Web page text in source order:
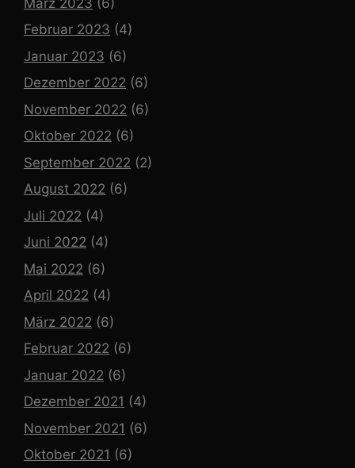
Februar 2023 (4)
Januar 2023 (6)
Dezember 2022 (6)
November 2022 (6)
Oktober 2022 (6)
September 2022 (2)
August 2022 (6)
Juli 2022 (4)
Juni 2022 (4)
Mai 2022 (6)
April 2022 (4)
März 2022 (6)
Februar 2022 (6)
Januar 2022 (6)
Dezember 2021 (4)
November 2021 (6)
Oktober 2021 (6)